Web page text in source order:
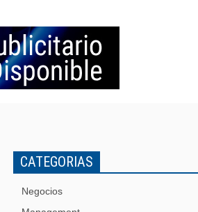
CATEGORIAS
Negocios